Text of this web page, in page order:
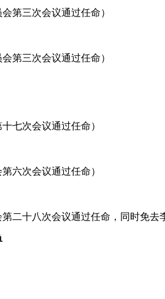
第三次会议通过任命）
第三次会议通过任命）
七次会议通过任命）
六次会议通过任命）
二十八次会议通过任命，同时免去